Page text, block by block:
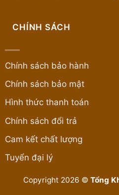
CHÍNH SÁCH
Chính sách bảo hành
Chính sách bảo mật
Hình thức thanh toán
Chính sách đổi trả
Cam kết chất lượng
Tuyển đại lý
Copyright 2026 © Tổng